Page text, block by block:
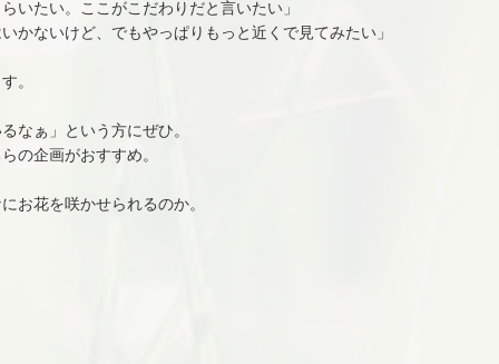
いたい。ここがこだわりだと言いたい」
ないけど、でもやっぱりもっと近くで見てみたい」
。
なぁ」という方にぜひ。
の企画がおすすめ。
お花を咲かせられるのか。